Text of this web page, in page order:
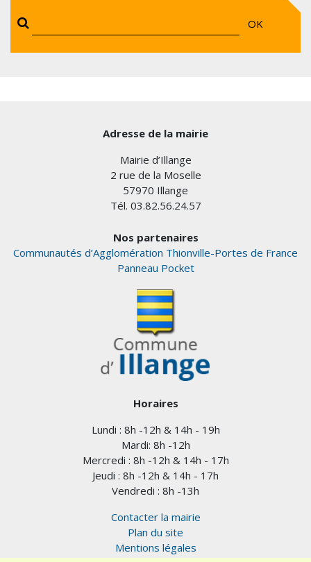
OK
Adresse de la mairie
Mairie d’Illange
2 rue de la Moselle
57970 Illange
Tél. 03.82.56.24.57
Nos partenaires
Communautés d’Agglomération Thionville-Portes de France
Panneau Pocket
Horaires
Lundi : 8h -12h & 14h - 19h
Mardi: 8h -12h
Mercredi : 8h -12h & 14h - 17h
Jeudi : 8h -12h & 14h - 17h
Vendredi : 8h -13h
Contacter la mairie
Plan du site
Mentions légales